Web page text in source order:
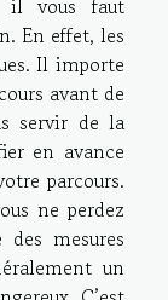
il vous faut
En effet, les
Il importe
avant de
servir de la
en avance
parcours.
ne perdez
mesures
un